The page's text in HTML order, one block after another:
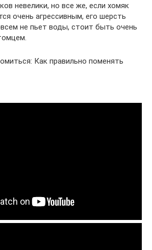
невелики, но все же, если хомяк
очень агрессивным, его шерсть
не пьет воды, стоит быть очень
Как правильно поменять